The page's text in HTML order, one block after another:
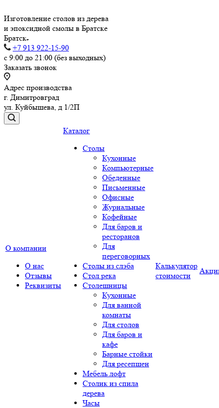
Изготовление столов из дерева
и эпоксидной смолы в Братске
Братск
+7 913 922-15-90
с 9:00 до 21:00 (без выходных)
Заказать звонок
Адрес производства
г. Димитровград
ул. Куйбышева, д 1/2П
О компании
О нас
Отзывы
Реквизиты
Каталог
Столы
Кухонные
Компьютерные
Обеденные
Письменные
Офисные
Журнальные
Кофейные
Для баров и
ресторанов
Для
переговорных
Столы из слэба
Стол река
Столешницы
Кухонные
Для ванной
комнаты
Для столов
Для баров и
кафе
Барные стойки
Для ресепшен
Мебель лофт
Столик из спила
дерева
Часы
Калькулятор
стоимости